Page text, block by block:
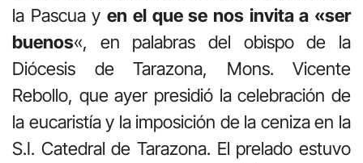
la Pascua yen el que se nos invita a «ser
buenos«, en palabras del obispo de la
Diócesis de Tarazona, Mons. Vicente
Rebollo, que ayer presidió la celebración de
la eucaristía y la imposición de la ceniza en la
S.I. Catedral de Tarazona. El prelado estuvo